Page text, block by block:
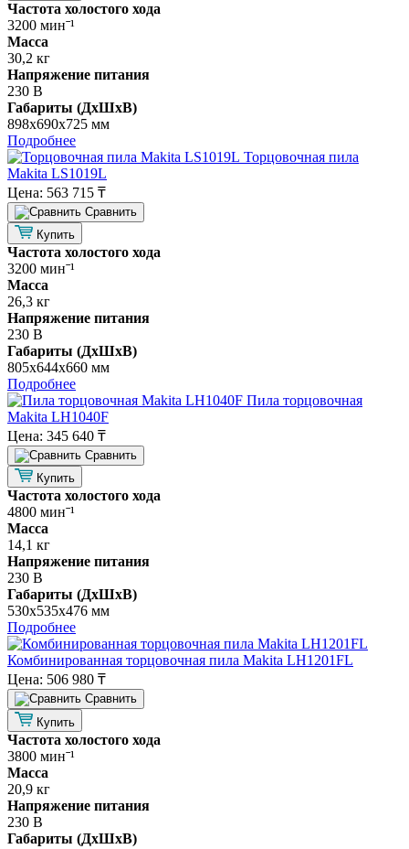
Частота холостого хода
3200 минˉ¹
Масса
30,2 кг
Напряжение питания
230 В
Габариты (ДхШхВ)
898х690х725 мм
Подробнее
Торцовочная пила
Makita LS1019L
Цена: 563 715 ₸
Cравнить
Купить
Частота холостого хода
3200 минˉ¹
Масса
26,3 кг
Напряжение питания
230 В
Габариты (ДхШхВ)
805х644х660 мм
Подробнее
Пила торцовочная
Makita LH1040F
Цена: 345 640 ₸
Cравнить
Купить
Частота холостого хода
4800 минˉ¹
Масса
14,1 кг
Напряжение питания
230 В
Габариты (ДхШхВ)
530х535х476 мм
Подробнее
Комбинированная торцовочная пила Makita LH1201FL
Цена: 506 980 ₸
Cравнить
Купить
Частота холостого хода
3800 минˉ¹
Масса
20,9 кг
Напряжение питания
230 В
Габариты (ДхШхВ)